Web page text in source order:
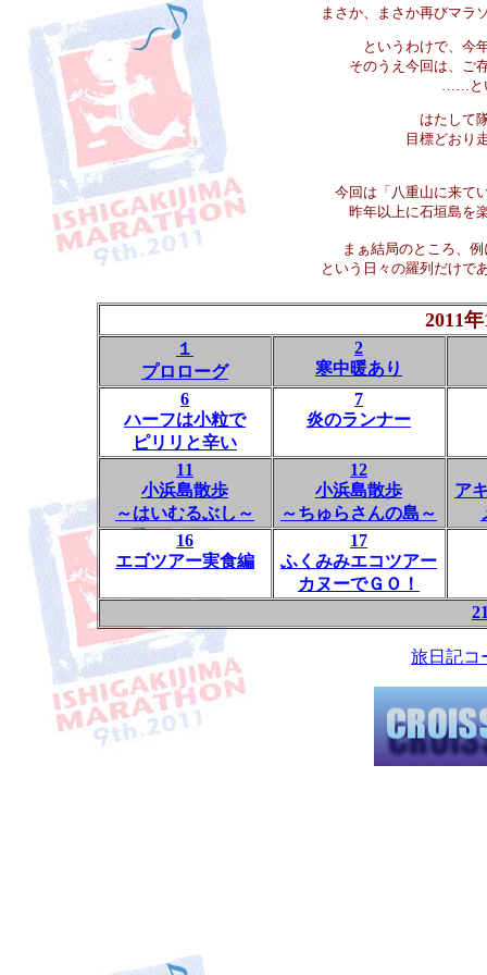
まさか、まさか再びマラ
というわけで、今
そのうえ今回は、ご
……と
はたして
目標どおり
今回は「八重山に来て
昨年以上に石垣島を
まぁ結局のところ、
という日々の羅列だけ
2011年
１
プロローグ
2
寒中暖あり
6
ハーフは小粒で
ピリリと辛い
7
炎のランナー
11
小浜島散歩
～はいむるぶし～
12
小浜島散歩
～ちゅらさんの島～
ア
16
エゴツアー実食編
17
ふくみみエコツアー
カヌーでＧＯ！
旅日記コ